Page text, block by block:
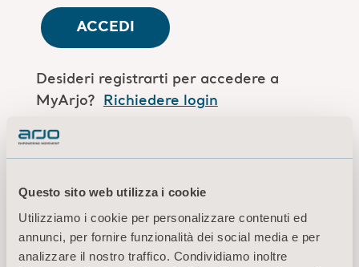
Questo sito web utilizza i cookie
Utilizziamo i cookie per personalizzare contenuti ed
annunci, per fornire funzionalità dei social media e per
analizzare il nostro traffico. Condividiamo inoltre
ACCEDI
Desideri registrarti per accedere a
MyArjo? Richiedere login
Sei un collaboratore Arjo?
Termini di utilizzo
Informativa sulla privacy